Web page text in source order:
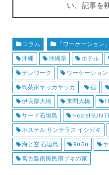
い、記事を
コラム
「ワーケーション
沖縄
沖縄県 ホテル
テレワーク
ワーケーション
島茶家ヤッカヤッカ
宿
伊良部大橋
来間大橋
サード石垣島
Hostel SUN
ホステル サンテラス イシガキ
海と空 石垣島
RuGu
宮古島南国民宿プキの家